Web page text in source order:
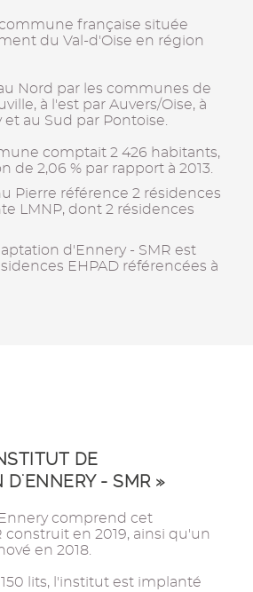
française située
du Val-d'Oise en région
Nord par les communes de
à l'est par Auvers/Oise, à
et au Sud par Pontoise.
comptait 2 426 habitants,
de 2,06 % par rapport à 2013.
Pierre référence 2 résidences
LMNP, dont 2 résidences
d'Ennery - SMR est
EHPAD référencées à
DE
D'ENNERY - SMR »
comprend cet
construit en 2019, ainsi qu'un
en 2018.
lits, l'institut est implanté